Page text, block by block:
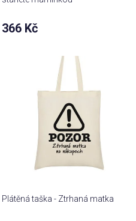
366 Kč
Plátěná taška - Ztrhaná matka